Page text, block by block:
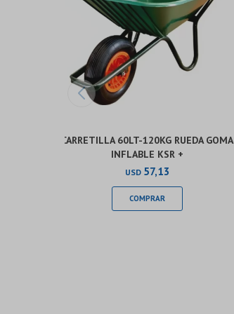
CARRETILLA 60LT-120KG RUEDA GOMA
INFLABLE KSR +
USD 57,13